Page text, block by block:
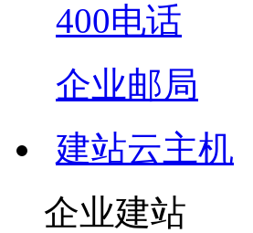
400电话
企业邮局
建站云主机
企业建站